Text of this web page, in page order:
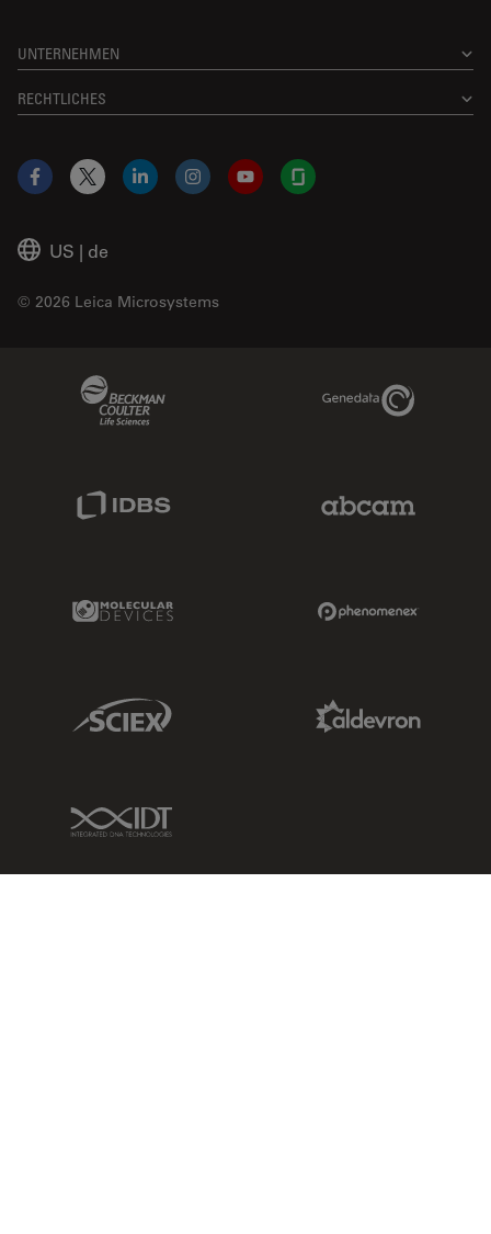
UNTERNEHMEN
RECHTLICHES
US | de
© 2026 Leica Microsystems
Facebook
X LinkedInInstagramYouTubeGlassdoor
Genedata Link
IDBS Link
Molecular Devices Link
Sciex Link
IDT Link